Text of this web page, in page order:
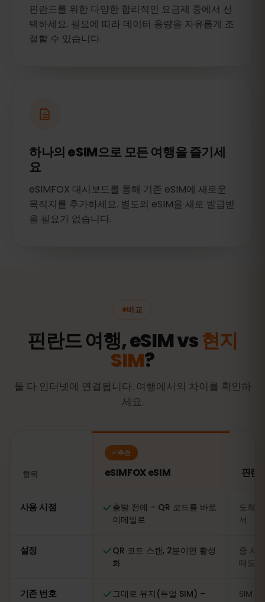
핀란드를 위한 다양한 합리적인 요금제 중에서 선
택하세요. 필요에 따라 데이터 용량을 자유롭게 조
절할 수 있습니다.
하나의 eSIM으로 모든 여행을 즐기세
요
eSIMFOX 대시보드를 통해 기존 eSIM에 새로운
목적지를 추가하세요. 별도의 eSIM을 새로 발급받
을 필요가 없습니다.
비교
핀란드 여행, eSIM vs현지
SIM?
둘 다 인터넷에 연결됩니다. 여행에서의 차이를 확인하
세요.
항목
추천
eSIMFOX eSIM 핀란
사용 시점
출발 전에 – QR 코드를 바로
이메일로
도착
서
설정
QR 코드 스캔, 2분이면 활성
화
줄 서
때도
기존 번호
그대로 유지(듀얼 SIM) –
SIM